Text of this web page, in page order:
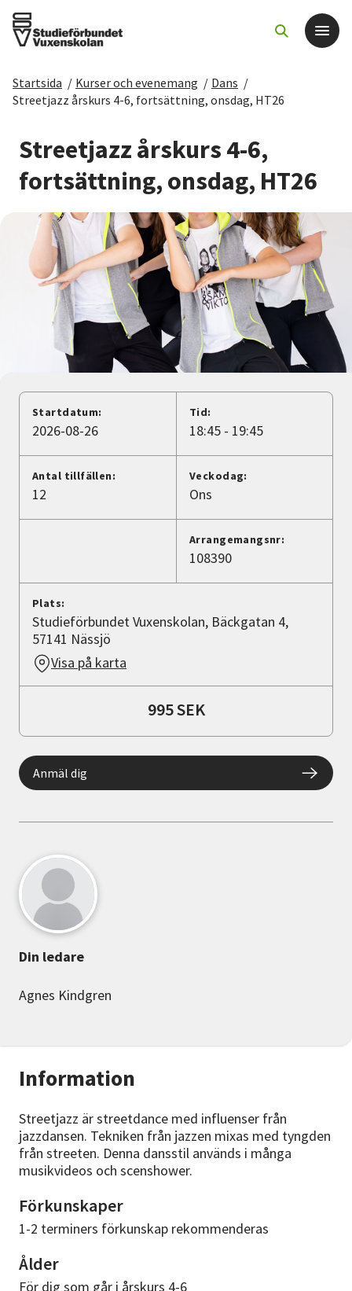
Det här gör vi
För dig som
Sök kurser och evenemang
Om SV
Starta studiecirkel
Cirkelledare
Avdelningar
Lyssna
Startsida / Kurser och evenemang / Dans /
Streetjazz årskurs 4-6, fortsättning, onsdag, HT26
Streetjazz årskurs 4-6,
fortsättning, onsdag, HT26
Information
Streetjazz är streetdance med influenser från
jazzdansen. Tekniken från jazzen mixas med tyngden
från streeten. Denna dansstil används i många
musikvideos och scenshower.
Förkunskaper
1-2 terminers förkunskap rekommenderas
Ålder
För dig som går i årskurs 4-6
Startdatum:
2026-08-26
Tid:
18:45 - 19:45
Antal tillfällen:
12
Veckodag:
Ons
Arrangemangsnr:
108390
Plats:
Studieförbundet Vuxenskolan, Bäckgatan 4,
57141 Nässjö
Visa på karta
995 SEK
Anmäl dig
Din ledare
Agnes Kindgren